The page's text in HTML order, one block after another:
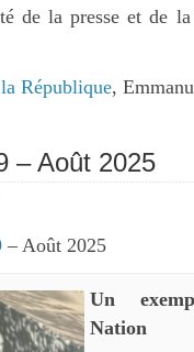
de la presse et de
République,
– Août 2025
– Août 2025
Un
Nation